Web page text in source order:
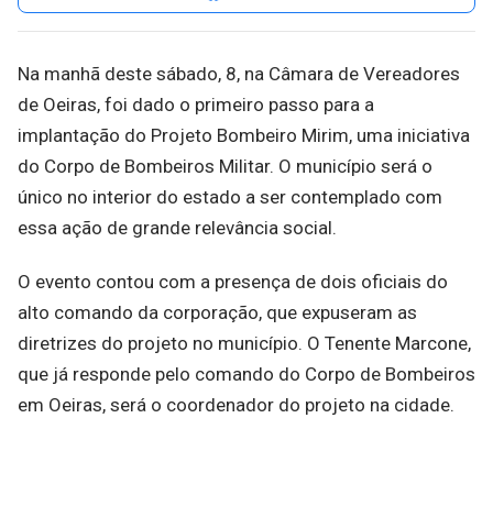
Na manhã deste sábado, 8, na Câmara de Vereadores
de Oeiras, foi dado o primeiro passo para a
implantação do Projeto Bombeiro Mirim, uma iniciativa
do Corpo de Bombeiros Militar. O município será o
único no interior do estado a ser contemplado com
essa ação de grande relevância social.
O evento contou com a presença de dois oficiais do
alto comando da corporação, que expuseram as
diretrizes do projeto no município. O Tenente Marcone,
que já responde pelo comando do Corpo de Bombeiros
em Oeiras, será o coordenador do projeto na cidade.